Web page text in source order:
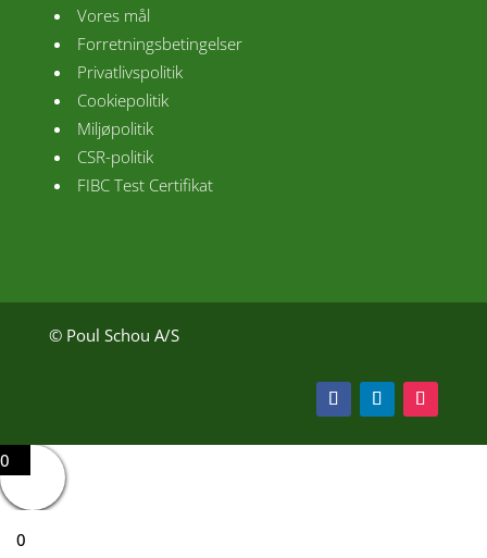
Vores mål
Forretningsbetingelser
Privatlivspolitik
Cookiepolitik
Miljøpolitik
CSR-politik
FIBC Test Certifikat
© Poul Schou A/S
0
0